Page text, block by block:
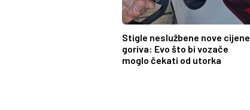
Stigle neslužbene nove cijene
goriva: Evo što bi vozače
moglo čekati od utorka